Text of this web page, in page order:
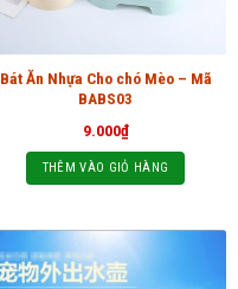
Bát Ăn Nhựa Cho chó Mèo – Mã
BABS03
9.000₫
THÊM VÀO GIỎ HÀNG